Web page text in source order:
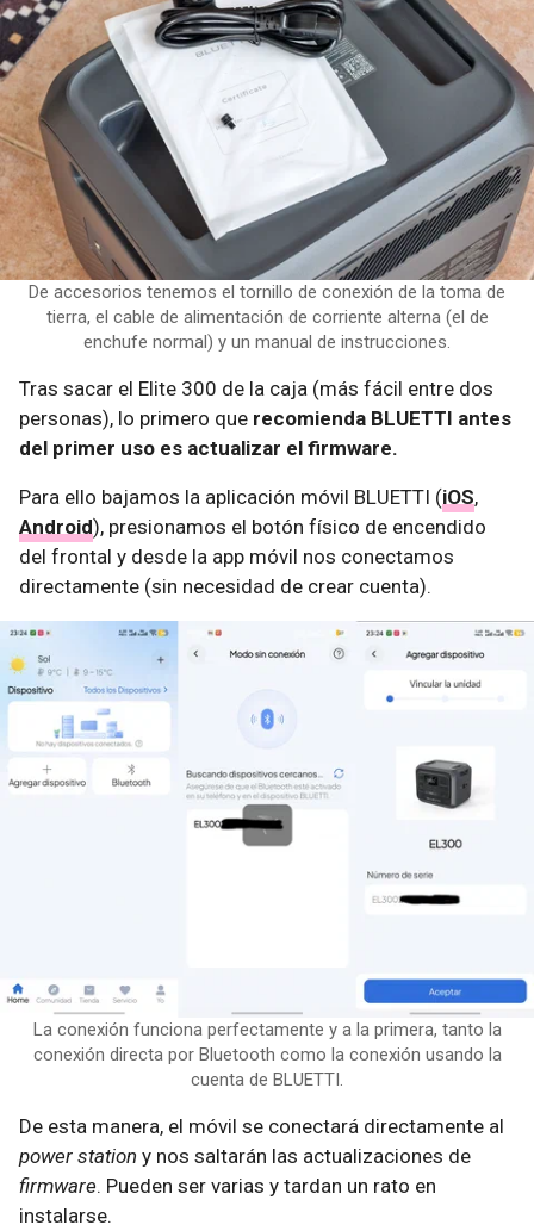
De accesorios tenemos el tornillo de conexión de la toma de
tierra, el cable de alimentación de corriente alterna (el de
enchufe normal) y un manual de instrucciones.
Tras sacar el Elite 300 de la caja (más fácil entre dos
personas), lo primero que recomienda BLUETTI antes
del primer uso es actualizar el firmware.
Para ello bajamos la aplicación móvil BLUETTI (iOS,
Android), presionamos el botón físico de encendido
del frontal y desde la app móvil nos conectamos
directamente (sin necesidad de crear cuenta).
La conexión funciona perfectamente y a la primera, tanto la
conexión directa por Bluetooth como la conexión usando la
cuenta de BLUETTI.
De esta manera, el móvil se conectará directamente al
power station y nos saltarán las actualizaciones de
firmware. Pueden ser varias y tardan un rato en
instalarse.